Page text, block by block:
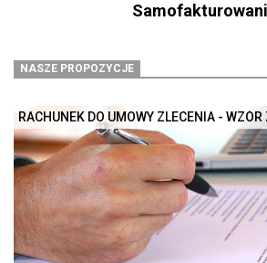
NASZE PROPOZYCJE
RACHUNEK DO UMOWY ZLECENIA -